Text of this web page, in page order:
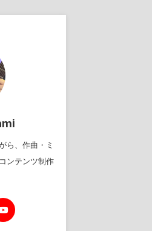
ら、作曲・ミ
ンテンツ制作